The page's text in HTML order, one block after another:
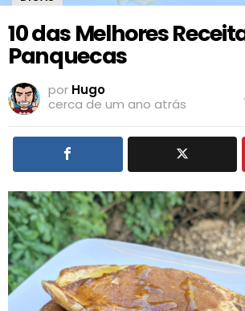
10 das Melhores
Panquecas
por Hugo
cerca de um ano atrás